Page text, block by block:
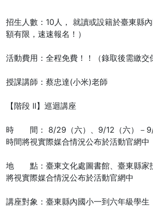
招生人數：10人， 就讀或設籍於臺東縣
額有限，速速報名！）
活動費用：全程免費！！（錄取後需繳交
授課講師：蔡忠達(小米)老師
【階段 II】巡迴講座
時 間： 8/29（六）、9/12（六）－9/
時間將視實際媒合情況公布於活動官網中
地 點：臺東文化處圖書館、臺東縣家
將視實際媒合情況公布於活動官網中
講座對象：臺東縣內國小一到六年級學生